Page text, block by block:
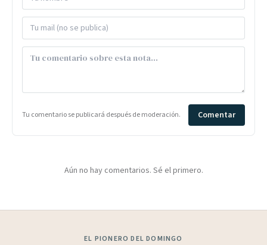
Tu comentario se publicará después de moderación. Comentar
Aún no hay comentarios. Sé el primero.
EL PIONERO DEL DOMINGO